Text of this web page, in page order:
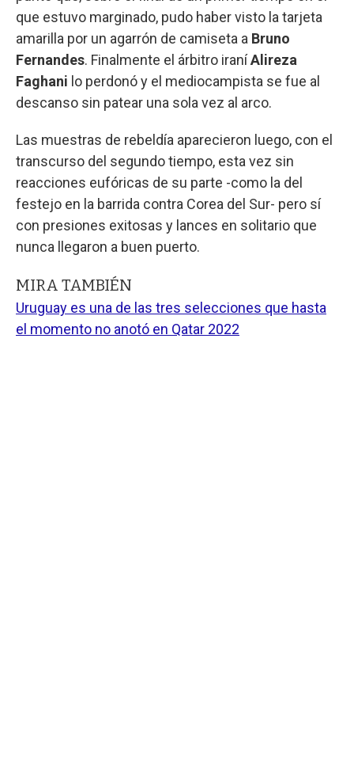
que estuvo marginado, pudo haber visto la tarjeta
amarilla por un agarrón de camiseta a Bruno
Fernandes. Finalmente el árbitro iraníAlireza
Faghani lo perdonó y el mediocampista se fue al
descanso sin patear una sola vez al arco.
Las muestras de rebeldía aparecieron luego, con el
transcurso del segundo tiempo, esta vez sin
reacciones eufóricas de su parte -como la del
festejo en la barrida contra Corea del Sur- pero sí
con presiones exitosas y lances en solitario que
nunca llegaron a buen puerto.
MIRA TAMBIÉN
Uruguay es una de las tres selecciones que hasta
el momento no anotó en Qatar 2022